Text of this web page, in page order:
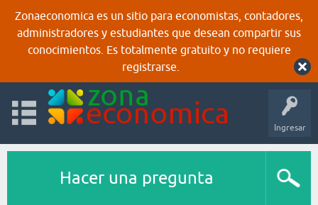
Zonaeconomica es un sitio para economistas, contadores,
administradores y estudiantes que desean compartir sus
conocimientos. Es totalmente gratuito y no requiere
registrarse.
Ingresar
Hacer una pregunta